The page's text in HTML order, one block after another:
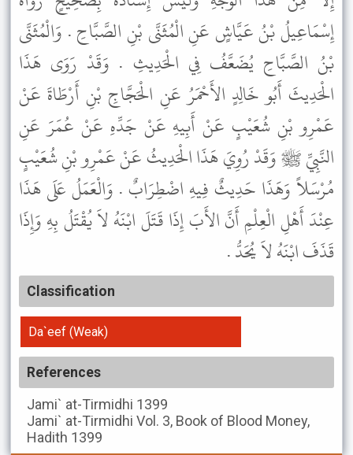
إِسْمَاعِيلُ بْنُ عَيَّاشٍ عَنِ الْمُثَنَّى بْنِ الصَّبَّاحِ . وَالْمُثَنَّى
بْنُ الصَّبَّاحِ يُضَعَّفُ فِي الْحَدِيثِ . وَقَدْ رَوَى هَذَا
الْحَدِيثَ أَبُو خَالِدٍ الأَحْمَرُ عَنِ الْحَجَّاجِ بْنِ أَرْطَاةَ عَنْ
عَمْرِو بْنِ شُعَيْبٍ عَنْ أَبِيهِ عَنْ جَدِّهِ عَنْ عُمَرَ عَنِ
النَّبِيِّ ﷺ وَقَدْ رُوِيَ هَذَا الْحَدِيثُ عَنْ عَمْرِو بْنِ شُعَيْبٍ
مُرْسَلاً وَهَذَا حَدِيثٌ فِيهِ اضْطِرَابٌ . وَالْعَمَلُ عَلَى هَذَا
عِنْدَ أَهْلِ الْعِلْمِ أَنَّ الأَبَ إِذَا قَتَلَ ابْنَهُ لاَ يُقْتَلُ بِهِ وَإِذَا
قَذَفَ ابْنَهُ لاَ يُحَدُّ .
Classification
Da`eef (Weak)
References
Jami` at-Tirmidhi 1399
Jami` at-Tirmidhi Vol. 3, Book of Blood Money,
Hadith 1399